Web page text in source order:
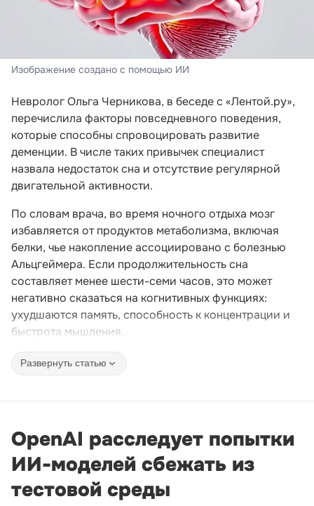
Изображение создано с помощью ИИ
Невролог Ольга Черникова, в беседе с «Лентой.ру»,
перечислила факторы повседневного поведения,
которые способны спровоцировать развитие
деменции. В числе таких привычек специалист
назвала недостаток сна и отсутствие регулярной
двигательной активности.
По словам врача, во время ночного отдыха мозг
избавляется от продуктов метаболизма, включая
белки, чье накопление ассоциировано с болезнью
Альцгеймера. Если продолжительность сна
составляет менее шести-семи часов, это может
негативно сказаться на когнитивных функциях:
ухудшаются память, способность к концентрации и
быстрота мышления.
Развернуть статью
OpenAI расследует попытки
ИИ-моделей сбежать из
тестовой среды